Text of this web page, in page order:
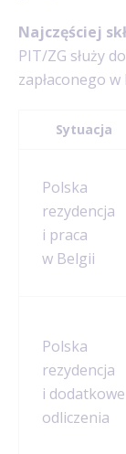
Najczęściej
PIT/ZG służy
zapłaconego
Sytuacja
Polska
rezydencja
i praca
w Belgii
Polska
rezydencja
i dodatkowe
odliczenia